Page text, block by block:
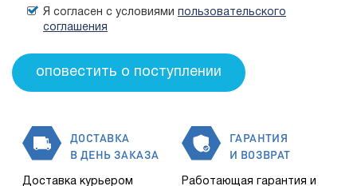
Я согласен с условиями пользовательского
соглашения
ДОСТАВКА
В ДЕНЬ ЗАКАЗА
Доставка курьером
ГАРАНТИЯ
И ВОЗВРАТ
Работающая гарантия и